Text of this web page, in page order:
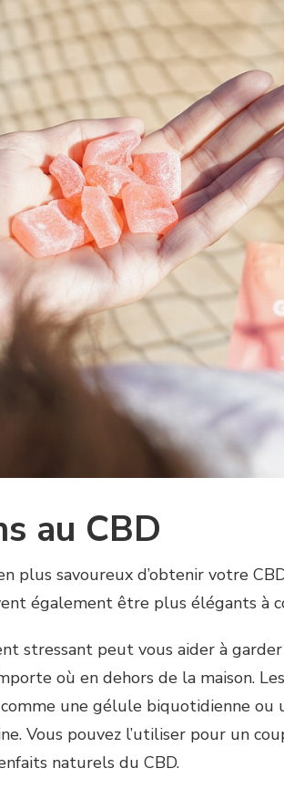
au CBD
plus savoureux d’obtenir votre
également être plus élégants à
stressant peut vous aider à
où en dehors de la maison.
une gélule biquotidienne
Vous pouvez l’utiliser pour un
naturels du CBD.